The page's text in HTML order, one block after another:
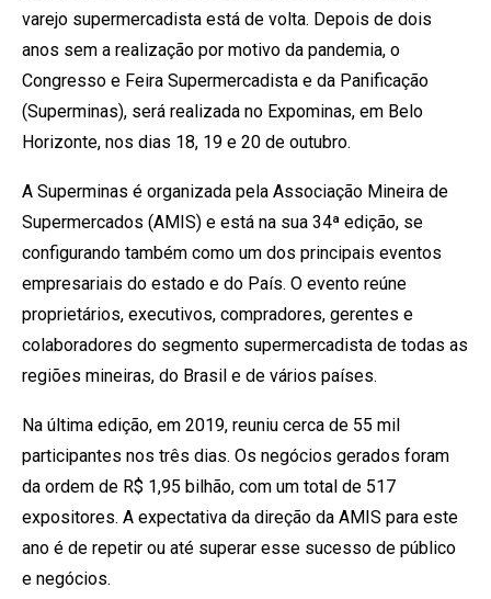
varejo supermercadista está de volta. Depois de dois
anos sem a realização por motivo da pandemia, o
Congresso e Feira Supermercadista e da Panificação
(Superminas), será realizada no Expominas, em Belo
Horizonte, nos dias 18, 19 e 20 de outubro.
A Superminas é organizada pela Associação Mineira de
Supermercados (AMIS) e está na sua 34ª edição, se
configurando também como um dos principais eventos
empresariais do estado e do País. O evento reúne
proprietários, executivos, compradores, gerentes e
colaboradores do segmento supermercadista de todas as
regiões mineiras, do Brasil e de vários países.
Na última edição, em 2019, reuniu cerca de 55 mil
participantes nos três dias. Os negócios gerados foram
da ordem de R$ 1,95 bilhão, com um total de 517
expositores. A expectativa da direção da AMIS para este
ano é de repetir ou até superar esse sucesso de público
e negócios.